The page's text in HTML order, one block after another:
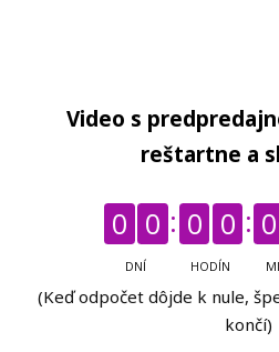
Video s
reštartne a
0 0
DNÍ
0 0
HODÍN
0
(Keď odpočet dôjde k nule,
končí)